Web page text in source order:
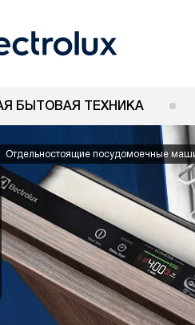
БЫТОВАЯ ТЕХНИКА
Отдельностоящие посудомоечные